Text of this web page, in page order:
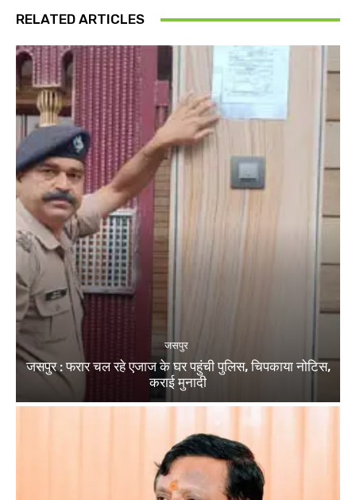
RELATED ARTICLES
जसपुर
जसपुर : फरार चल रहे एजाज के घर पहुंची पुलिस, चिपकाया नोटिस,
कराई मुनादी